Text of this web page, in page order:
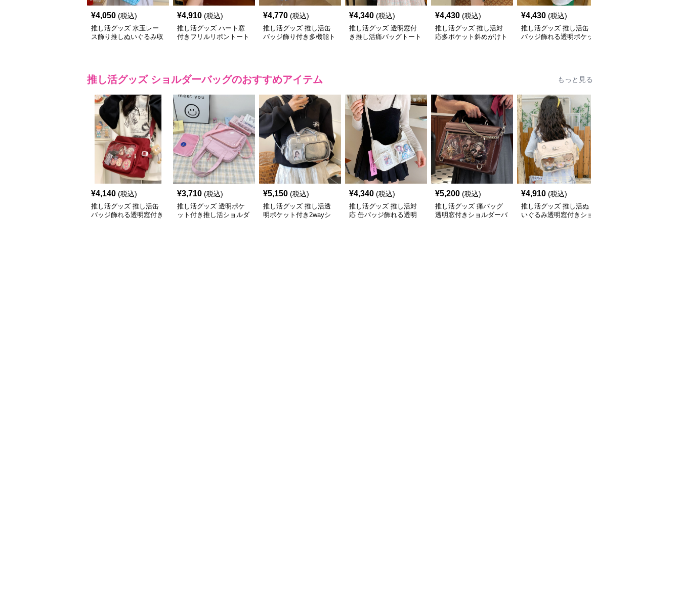
¥4,050 (税込)
推し活グッズ 水玉レー
ス飾り推しぬいぐるみ収
¥4,910 (税込)
推し活グッズ ハート窓
付きフリルリボントート
¥4,770 (税込)
推し活グッズ 推し活缶
バッジ飾り付き多機能ト
¥4,340 (税込)
推し活グッズ 透明窓付
き推し活痛バッグトート
¥4,430 (税込)
推し活グッズ 推し活対
応多ポケット斜めがけト
¥4,430 (税込)
推し活グッズ 推し活缶
バッジ飾れる透明ポケッ
推し活グッズ ショルダーバッグのおすすめアイテム もっと見る
¥4,140 (税込)
推し活グッズ 推し活缶
バッジ飾れる透明窓付き
¥3,710 (税込)
推し活グッズ 透明ポケ
ット付き推し活ショルダ
¥5,150 (税込)
推し活グッズ 推し活透
明ポケット付き2wayシ
¥4,340 (税込)
推し活グッズ 推し活対
応 缶バッジ飾れる透明
¥5,200 (税込)
推し活グッズ 痛バッグ
透明窓付きショルダーバ
¥4,910 (税込)
推し活グッズ 推し活ぬ
いぐるみ透明窓付きショ